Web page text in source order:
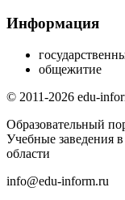
Информация
общежитие
© 2011-2026 edu-
Образовательный
Учебные заведения
области
info@edu-inform.ru